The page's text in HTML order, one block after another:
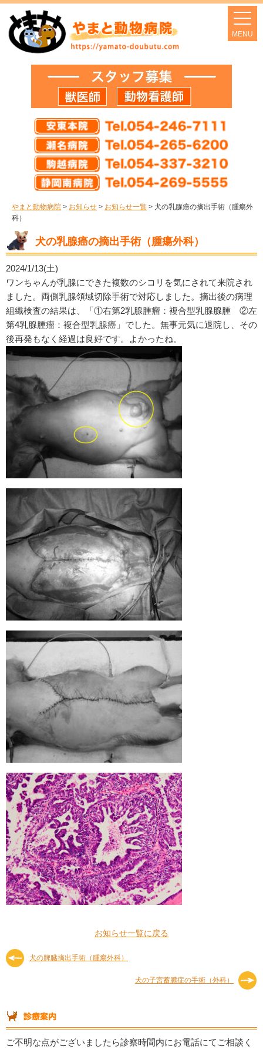
やまと動物病院 > お知らせ > お知らせ一覧 > 犬の乳腺癌の摘出手術（腫瘍外
科）
犬の乳腺癌の摘出手術（腫瘍外科）
2024/1/13(土)
ワンちゃんが乳腺にできた複数のシコリを気にされて来院され
ました。両側乳腺領域切除手術で対応しました。摘出後の病理
組織検査の結果は、「①右第2乳腺腫瘤：複合型乳腺腺腫 ②左
第4乳腺腫瘤：複合型乳腺癌」でした。無事元気に退院し、その
後再発もなく経過は良好です。よかったね。
お知らせ一覧に戻る
犬の脾臓摘出手術（腫瘍外科）
犬の子宮蓄膿症の手術（外科）
ご不明な点がございましたら診察時間内にお電話にてご相談く